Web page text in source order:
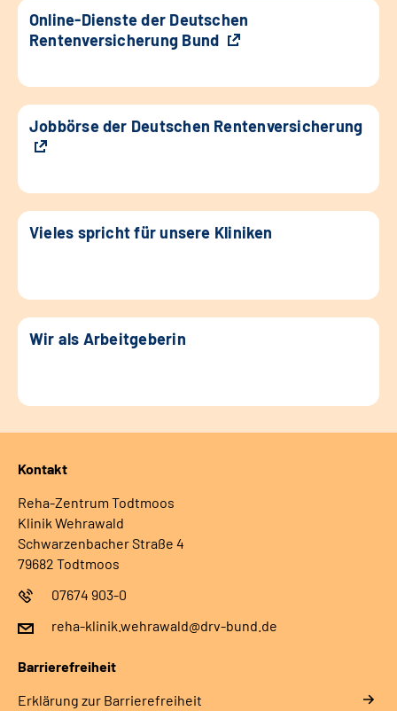
Online-Dienste der Deutschen
Rentenversicherung Bund
Jobbörse der Deutschen Rentenversicherung
Vieles spricht für unsere Kliniken
Wir als Arbeitgeberin
Kontakt
Reha-Zentrum Todtmoos
Klinik Wehrawald
Schwarzenbacher Straße 4
79682 Todtmoos
07674 903-0
reha-klinik.wehrawald@drv-bund.de
Barrierefreiheit
Erklärung zur Barrierefreiheit